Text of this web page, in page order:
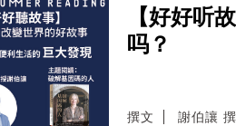
【好好听
吗？
撰文 謝伯讓